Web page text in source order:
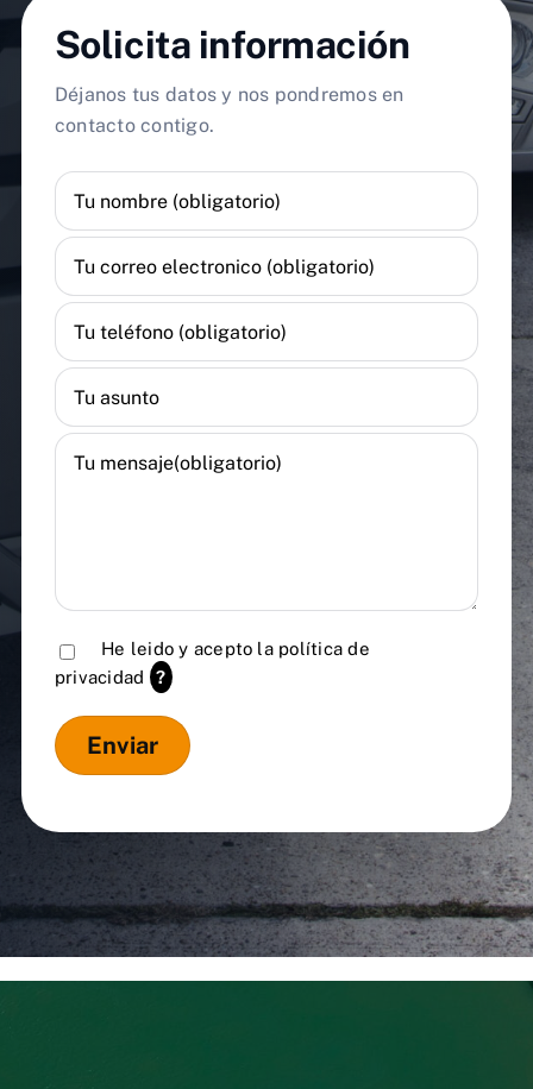
Solicita información
Déjanos tus datos y nos pondremos en
contacto contigo.
He leido y acepto la política de
privacidad
?